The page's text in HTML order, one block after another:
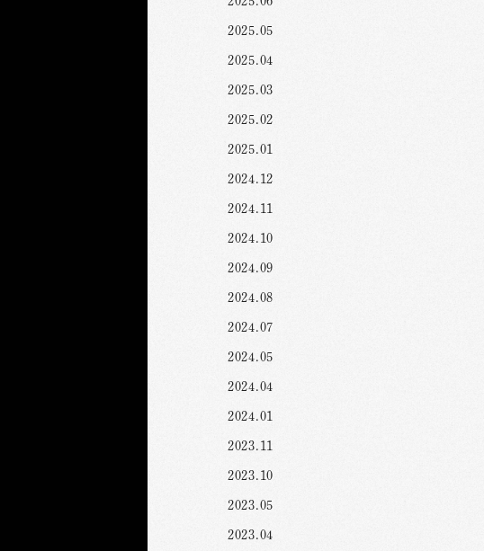
2025.05
2025.04
2025.03
2025.02
2025.01
2024.12
2024.11
2024.10
2024.09
2024.08
2024.07
2024.05
2024.04
2024.01
2023.11
2023.10
2023.05
2023.04